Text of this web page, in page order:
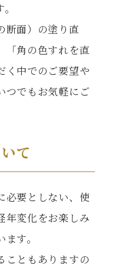
断面）の塗り直
「角の色すれを直
く中でのご要望や
つでもお気軽にご
て
必要としない、使
年変化をお楽しみ
す。
こともありますの